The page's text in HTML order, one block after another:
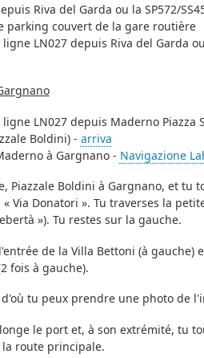
Riva del Garda ou la SP572/
parking couvert de la gare routière
LN027 depuis Riva del Garda
LN027 depuis Maderno
Boldini) - arriva
à Gargnano - Navigazione
Piazzale Boldini à Gargnano, et
Via Donatori ». Tu traverses la
»). Tu restes sur la gauche.
de la Villa Bettoni (à gauche)
fois à gauche).
d'où tu peux prendre une photo de
le port et, à son extrémité, tu
route principale.